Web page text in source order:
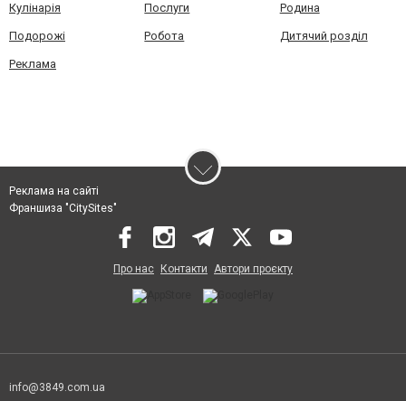
Кулінарія Послуги Родина
Подорожі Робота Дитячий розділ
Реклама
Реклама на сайті
Франшиза "CitySites"
Про нас Контакти Автори проєкту
info@3849.com.ua